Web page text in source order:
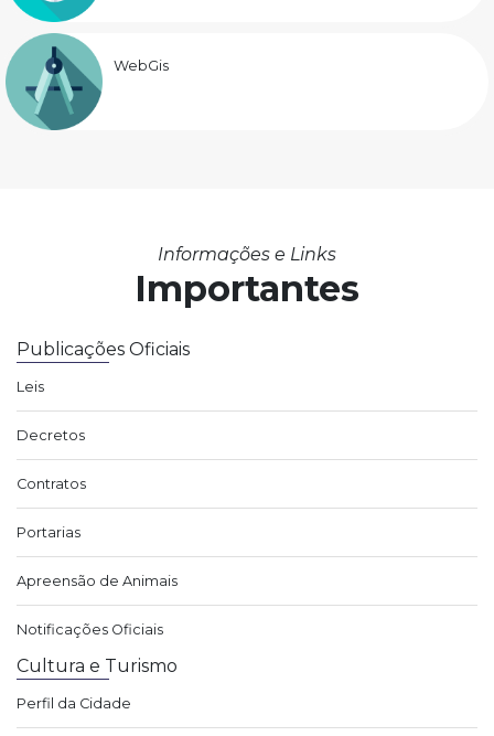
WebGis
Informações e Links
Importantes
Publicações Oficiais
Leis
Decretos
Contratos
Portarias
Apreensão de Animais
Notificações Oficiais
Cultura e Turismo
Perfil da Cidade